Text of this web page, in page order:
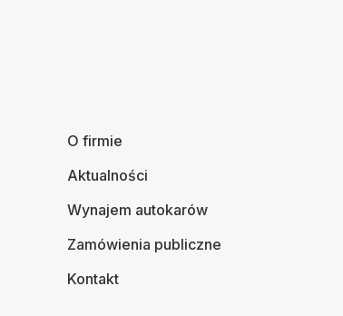
O firmie
Aktualności
Wynajem autokarów
Zamówienia publiczne
Kontakt